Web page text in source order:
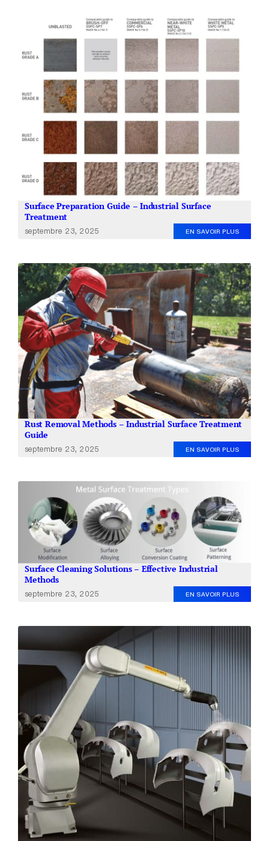
Surface Preparation Guide – Industrial Surface
Treatment
septembre 23, 2025 EN SAVOIR PLUS
Rust Removal Methods – Industrial Surface Treatment
Guide
septembre 23, 2025 EN SAVOIR PLUS
Surface Cleaning Solutions – Effective Industrial
Methods
septembre 23, 2025 EN SAVOIR PLUS